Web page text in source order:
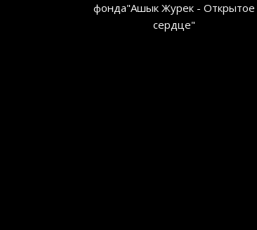
фонда"Ашык Журек - Открытое
сердце"